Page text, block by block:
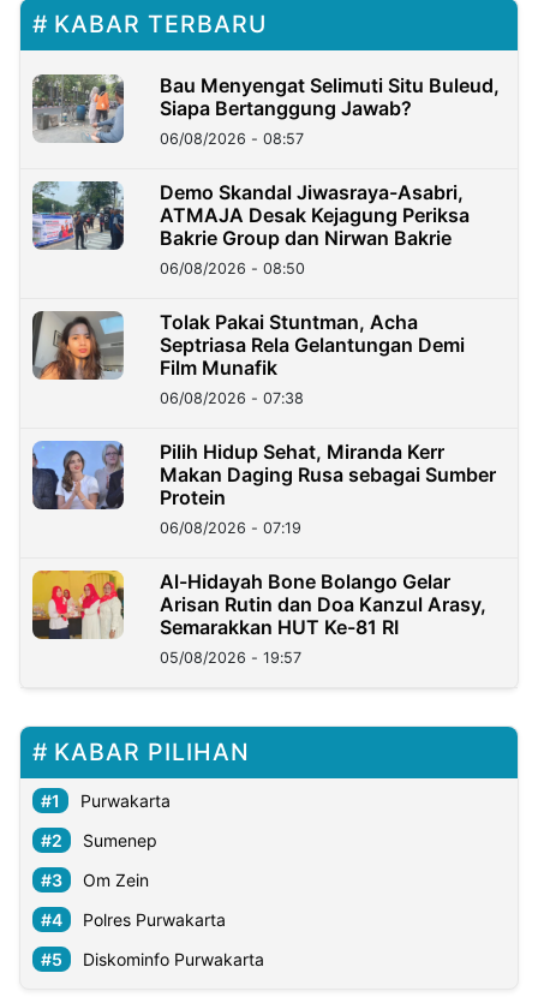
KABAR TERBARU
Bau Menyengat Selimuti Situ Buleud,
Siapa Bertanggung Jawab?
06/08/2026 - 08:57
Demo Skandal Jiwasraya-Asabri,
ATMAJA Desak Kejagung Periksa
Bakrie Group dan Nirwan Bakrie
06/08/2026 - 08:50
Tolak Pakai Stuntman, Acha
Septriasa Rela Gelantungan Demi
Film Munafik
06/08/2026 - 07:38
Pilih Hidup Sehat, Miranda Kerr
Makan Daging Rusa sebagai Sumber
Protein
06/08/2026 - 07:19
Al-Hidayah Bone Bolango Gelar
Arisan Rutin dan Doa Kanzul Arasy,
Semarakkan HUT Ke-81 RI
05/08/2026 - 19:57
KABAR PILIHAN
Purwakarta
Sumenep
Om Zein
Polres Purwakarta
Diskominfo Purwakarta